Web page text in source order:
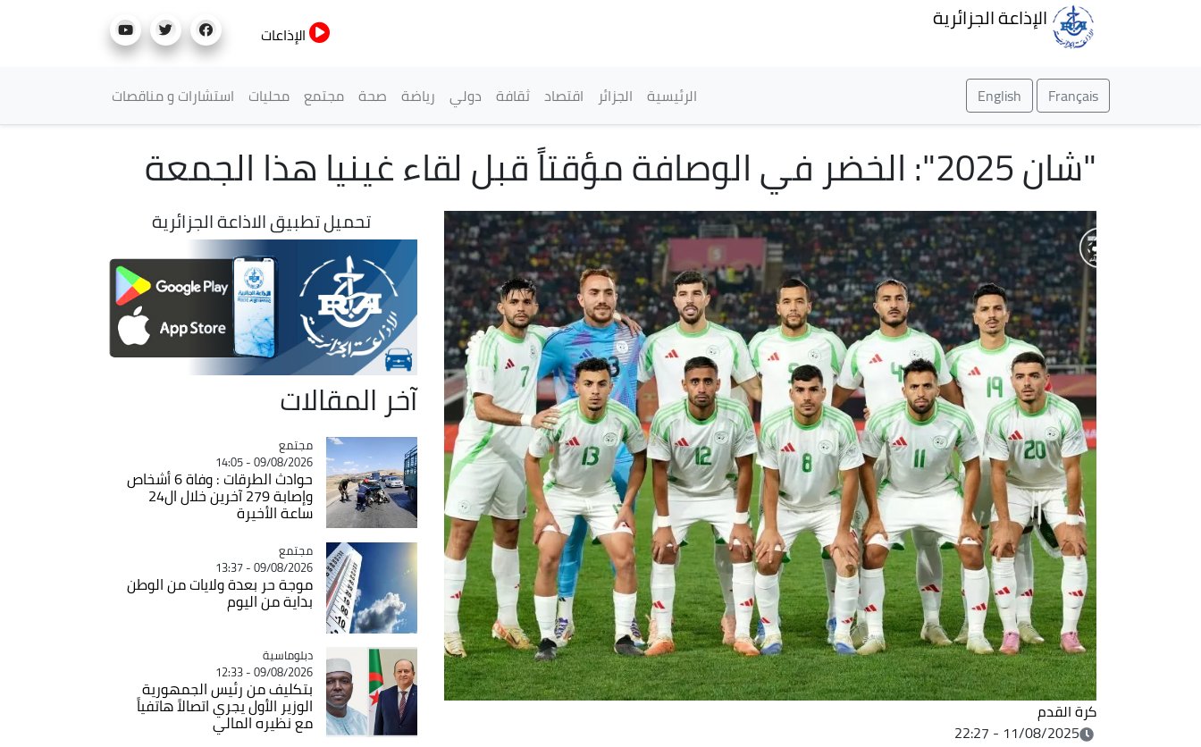
الإذاعة الجزائرية
الإذاعات
Français
English القائمة الرئيسية
الرئيسية الجزائر اقتصاد ثقافة دولي رياضة صحة مجتمع محليات استشارات و مناقصات
"شان 2025": الخضر في الوصافة مؤقتاً قبل لقاء غينيا هذا الجمعة
كرة القدم
11/08/2025 - 22:27
تحميل تطبيق الاذاعة الجزائرية
آخر المقالات
Catégorie
مجتمع
09/08/2026 - 14:05
حوادث الطرقات : وفاة 6 أشخاص
وإصابة 279 آخرين خلال ال24
ساعة الأخيرة
Catégorie
مجتمع
09/08/2026 - 13:37
موجة حر بعدة ولايات من الوطن
بداية من اليوم
Catégorie
دبلوماسية
09/08/2026 - 12:33
بتكليف من رئيس الجمهورية
الوزير الأول يجري اتصالاً هاتفياً
مع نظيره المالي